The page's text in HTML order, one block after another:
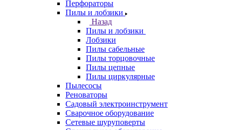
Перфораторы
Пилы и лобзики
Назад
Пилы и лобзики
Лобзики
Пилы сабельные
Пилы торцовочные
Пилы цепные
Пилы циркулярные
Пылесосы
Реноваторы
Садовый электроинструмент
Сварочное оборудование
Сетевые шуруповерты